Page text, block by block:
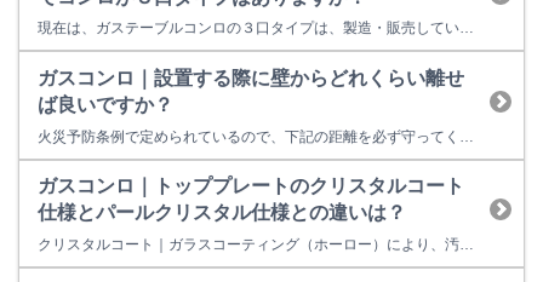
現在は、ガステーブルコンロの３口タイプは、製造・販売していません。
ガスコンロ｜設置する際に壁からどれくらい離せ
ば良いですか？
ガスコンロ｜トッププレートのクリスタルコート
仕様とパールクリスタル仕様との違いは？
クリスタルコート｜ガラスコーティング（ホーロー）により、汚れが落ちやすく、傷つきにくいトッププレート パールクリスタル｜クリスタルコートの特長に加えて、更にガラスのような光沢感があるトッププレート